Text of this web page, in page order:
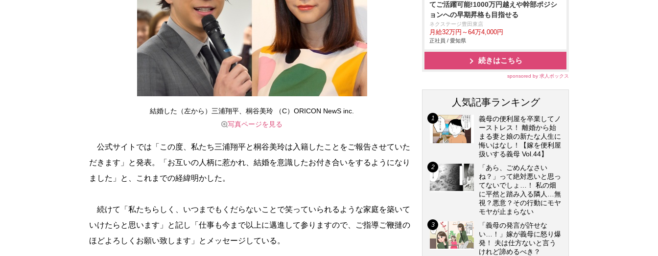
結婚した（左から）三浦翔平、桐谷美玲 （C）ORICON NewS inc.
写真ページを見る
公式サイトでは「この度、私たち三浦翔平と桐谷美玲は入籍したことをご報告させていた
だきます」と発表。「お互いの人柄に惹かれ、結婚を意識したお付き合いをするようになり
ました」と、これまでの経緯明かした。
続けて「私たちらしく、いつまでもくだらないことで笑っていられるような家庭を築いて
いけたらと思います」と記し「仕事も今まで以上に邁進して参りますので、ご指導ご鞭撻の
ほどよろしくお願い致します」とメッセージしている。
てご活躍可能!1000万円越えや幹部ポジシ
ョンへの早期昇格も目指せる
ネクステージ豊田東店
月給32万円～64万4,000円
正社員 / 愛知県
続きはこちら
sponsored by 求人ボックス
人気記事ランキング
義母の便利屋を卒業してノ
ーストレス！ 離婚から始
まる妻と娘の新たな人生に
悔いはなし！【嫁を便利屋
扱いする義母 Vol.44】
「あら、ごめんなさい
ね？」って絶対悪いと思っ
てないでしょ…！ 私の畑
に平然と踏み入る隣人…無
視？悪意？その行動にモヤ
モヤが止まらない
「義母の発言が許せな
い…！」嫁が義母に怒り爆
発！ 夫は仕方ないと言う
けれど諦めるべき？